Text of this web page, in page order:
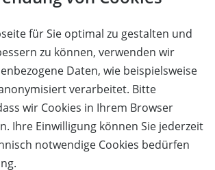
für Sie optimal zu gestalten und
zu können, verwenden wir
Daten, wie beispielsweise
verarbeitet. Bitte
wir Cookies in Ihrem Browser
Ihre Einwilligung können Sie jederzeit
notwendige Cookies bedürfen
Kundenkonto haben, können Sie sich
Die Daten, die zur Bestellung nötig sind,
aus Ihrem Kundenkonto
ANMELDEN